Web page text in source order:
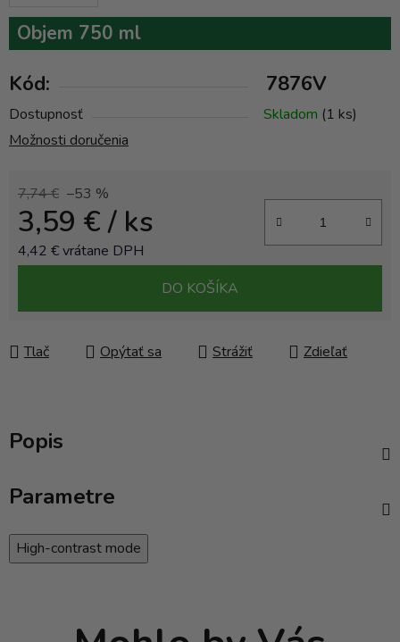
Objem 750 ml
Kód: 7876V
Dostupnosť Skladom (1 ks)
Možnosti doručenia
7,74 € –53 %
3,59 €/ ks
4,42 € vrátane DPH
DO KOŠÍKA
Tlač Opýtať sa Strážiť Zdieľať
Popis
Parametre
High-contrast mode